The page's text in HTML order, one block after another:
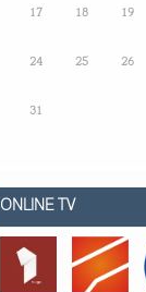
17 18 19
24 25 26
31
ONLINE TV